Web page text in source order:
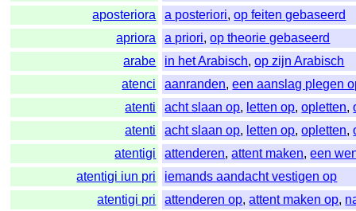
aposteriora
a posteriori,op feiten gebaseerd
apriora
a priori,op theorie gebaseerd
arabe
in het Arabisch,op zijn Arabisch
atenci
aanranden,een aanslag plegen
atenti
acht slaan op, letten op,opletten,
atenti
acht slaan op, letten op,opletten,
atentigi
attenderen,attent maken,een
atentigi iun pri
iemands aandacht vestigen op
atentigi pri
attenderen op,attent maken op,